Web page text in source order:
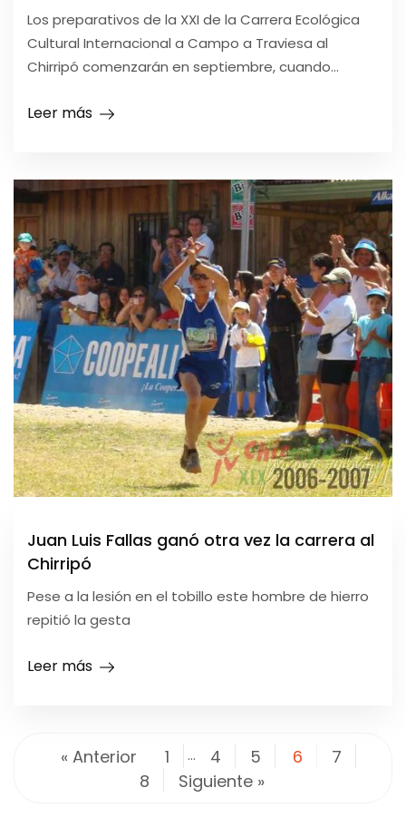
Los preparativos de la XXI de la Carrera Ecológica
Cultural Internacional a Campo a Traviesa al
Chirripó comenzarán en septiembre, cuando...
Leer más
Juan Luis Fallas ganó otra vez la carrera al
Chirripó
Pese a la lesión en el tobillo este hombre de hierro
repitió la gesta
Leer más
« Anterior 1 … 4 5 6
7
8
Siguiente »